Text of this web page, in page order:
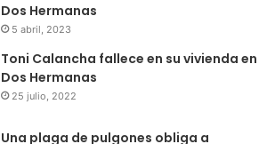
Dos Hermanas
5 abril, 2023
Toni Calancha fallece en su vivienda en
Dos Hermanas
25 julio, 2022
Una plaga de pulgones obliga a